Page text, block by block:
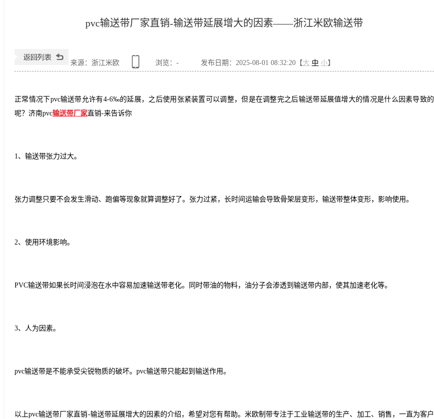
pvc输送带厂家直销-输送带延展增大的因素——浙江米欧输送带
来源：浙江米欧 浏览： - 发布日期：2025-08-01 08:32:20【大 中 小】
正常情况下pvc输送带允许有4-6‰的延展，之后使用张紧装置可以调整，但是在调整完之后输送带延展值增大的情况是什么因素导致的
呢？济南pvc输送带厂家直销-来告诉你
1、输送带张力过大。
张力调整只要不会发生滑动、跑偏等现象就算调整好了。张力过紧，长时间运输会导致骨架层变形，输送带整体变形，影响使用。
2、使用环境影响。
PVC输送带如果长时间浸泡在水中容易加速输送带老化。同时带油的物料，油分子会渗透到输送带内部，使其加速老化等。
3、人为因素。
pvc输送带是不能承受尖锐物质的破坏。 pvc输送带只能起到输送作用。
以上pvc输送带厂家直销-输送带延展增大的因素的介绍，希望对您有帮助。米欧制带专注于工业输送带的生产、加工、销售，一直为客户